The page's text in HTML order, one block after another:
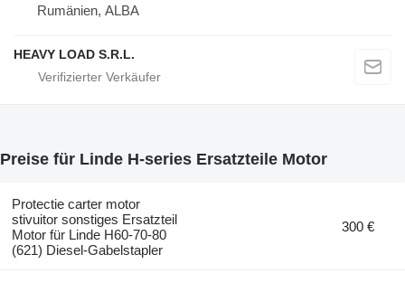
Rumänien, ALBA
HEAVY LOAD S.R.L.
Preise für Linde H-series Ersatzteile Motor
Protectie carter motor
stivuitor sonstiges Ersatzteil
Motor für Linde H60-70-80
(621) Diesel-Gabelstapler
300 €